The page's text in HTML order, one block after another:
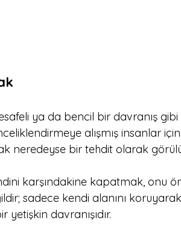
ya da bencil bir davranış gibi
alışmış insanlar
neredeyse bir tehdit olarak
karşındakine kapatmak, onu
sadece kendi alanını
yetişkin davranışıdır.